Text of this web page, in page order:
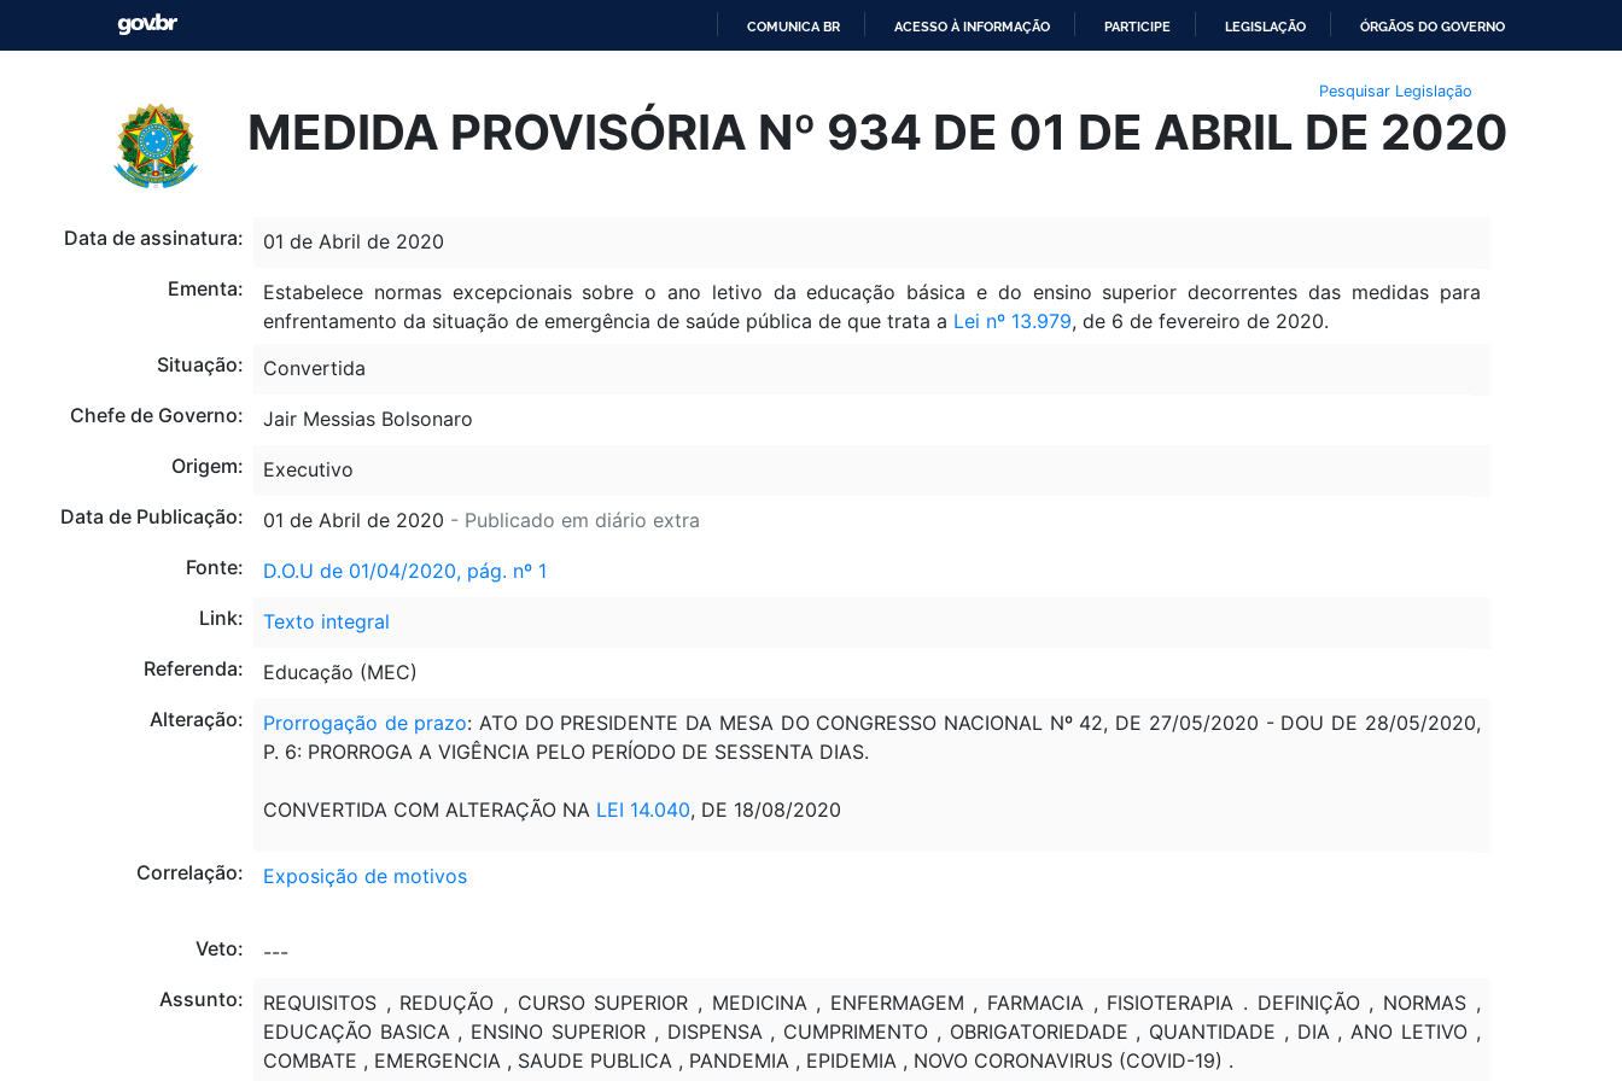
O
CONTEÚDO
COMUNICA BR ACESSO À INFORMAÇÃO PARTICIPE LEGISLAÇÃO ÓRGÃOS DO GOVERNO
Pesquisar Legislação
MEDIDA PROVISÓRIA Nº 934 DE 01 DE ABRIL DE 2020
Data de assinatura:
01 de Abril de 2020
Ementa:
Estabelece normas excepcionais sobre o ano letivo da educação básica e do ensino superior decorrentes das medidas para
enfrentamento da situação de emergência de saúde pública de que trata a Lei nº 13.979, de 6 de fevereiro de 2020.
Situação:
Convertida
Chefe de Governo:
Jair Messias Bolsonaro
Origem:
Executivo
Data de Publicação:
01 de Abril de 2020 - Publicado em diário extra
Fonte:
D.O.U de 01/04/2020, pág. nº 1
Link:
Texto integral
Referenda:
Educação (MEC)
Alteração:
Prorrogação de prazo: ATO DO PRESIDENTE DA MESA DO CONGRESSO NACIONAL Nº 42, DE 27/05/2020 - DOU DE 28/05/2020,
P. 6: PRORROGA A VIGÊNCIA PELO PERÍODO DE SESSENTA DIAS.
CONVERTIDA COM ALTERAÇÃO NA LEI 14.040, DE 18/08/2020
Correlação: Exposição de motivos
Veto:
---
Assunto:
REQUISITOS , REDUÇÃO , CURSO SUPERIOR , MEDICINA , ENFERMAGEM , FARMACIA , FISIOTERAPIA . DEFINIÇÃO , NORMAS ,
EDUCAÇÃO BASICA , ENSINO SUPERIOR , DISPENSA , CUMPRIMENTO , OBRIGATORIEDADE , QUANTIDADE , DIA , ANO LETIVO ,
COMBATE , EMERGENCIA , SAUDE PUBLICA , PANDEMIA , EPIDEMIA , NOVO CORONAVIRUS (COVID-19) .